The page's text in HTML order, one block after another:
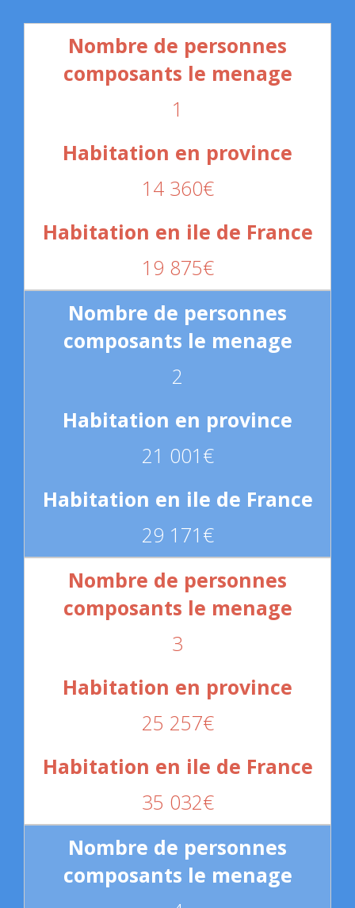
1
14 360€
19 875€
2
21 001€
29 171€
3
25 257€
35 032€